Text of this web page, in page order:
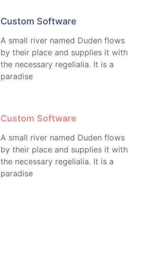
Custom Software
A small river named Duden flows
by their place and supplies it with
the necessary regelialia. It is a
paradise
Custom Software
A small river named Duden flows
by their place and supplies it with
the necessary regelialia. It is a
paradise